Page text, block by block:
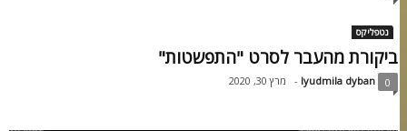
נטפליקס
ביקורת מהעבר לסרט "התפשטות"
lyudmila dyban מרץ 30, 2020 0